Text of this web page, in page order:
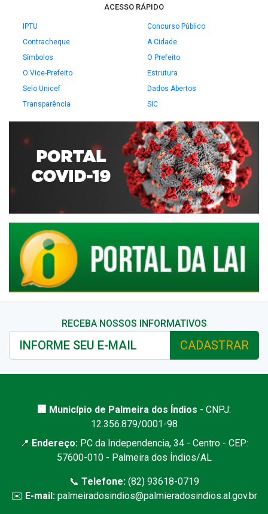
ACESSO RÁPIDO
IPTU
Concurso Público
Contracheque
A Cidade
Símbolos
O Prefeito
O Vice-Prefeito
Estrutura
Selo Unicef
Dados Abertos
Transparência
SIC
RECEBA NOSSOS INFORMATIVOS
CADASTRAR
🏢 Município de Palmeira dos Índios - CNPJ:
12.356.879/0001-98
📍 Endereço: PC da Independencia, 34 - Centro - CEP:
57600-010 - Palmeira dos Índios/AL
📞 Telefone:(82) 93618-0719
✉️ E-mail: palmeiradosindios@palmieradosindios.al.gov.br